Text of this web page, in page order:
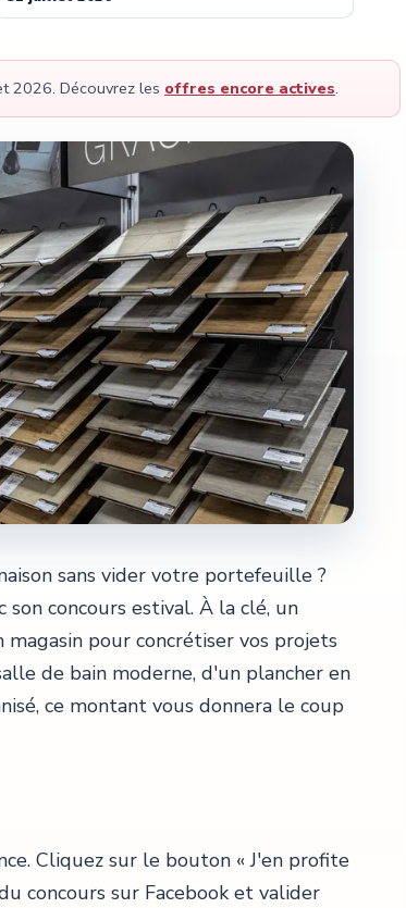
2026. Découvrez les offres encore actives.
sans vider votre portefeuille ?
son concours estival. À la clé, un
pour concrétiser vos projets
de bain moderne, d'un plancher en
ce montant vous donnera le coup
Cliquez sur le bouton « J'en profite
concours sur Facebook et valider